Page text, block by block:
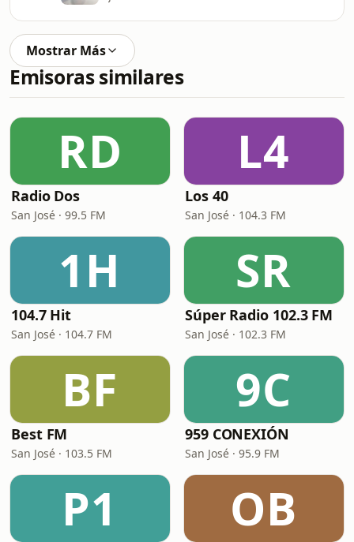
Mostrar Más
Emisoras similares
RD
Radio Dos
San José · 99.5 FM
L4
Los 40
San José · 104.3 FM
1H
104.7 Hit
San José · 104.7 FM
SR
Súper Radio 102.3 FM
San José · 102.3 FM
BF
Best FM
San José · 103.5 FM
9C
959 CONEXIÓN
San José · 95.9 FM
P1 OB